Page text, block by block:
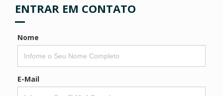
ENTRAR EM CONTATO
Nome
E-Mail